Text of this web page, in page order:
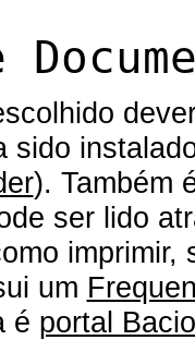
sido
). Também
ser lido
um
é portal